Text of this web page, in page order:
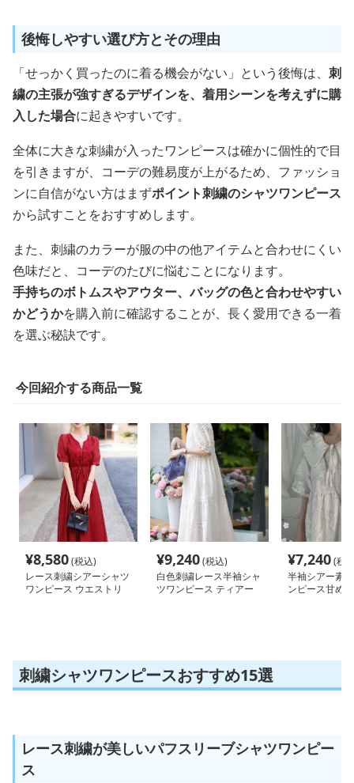
後悔しやすい選び方とその理由
「せっかく買ったのに着る機会がない」という後悔は、 刺
繍の主張が強すぎるデザインを、着用シーンを考えずに購
入した場合に起きやすいです。
全体に大きな刺繍が入ったワンピースは確かに個性的で目
を引きますが、コーデの難易度が上がるため、ファッショ
ンに自信がない方はまずポイント刺繍のシャツワンピース
から試すことをおすすめします。
また、刺繍のカラーが服の中の他アイテムと合わせにくい
色味だと、コーデのたびに悩むことになります。
手持ちのボトムスやアウター、バッグの色と合わせやすい
かどうかを購入前に確認することが、長く愛用できる一着
を選ぶ秘訣です。
今回紹介する商品一覧
¥8,580(税込)
レース刺繍シアーシャツ
ワンピース ウエストリ
¥9,240(税込)
白色刺繍レース半袖シャ
ツワンピース ティアー
¥7,240(税
半袖シアー素
ンピース甘め系
刺繍シャツワンピースおすすめ15選
レース刺繍が美しいパフスリーブシャツワンピー
ス